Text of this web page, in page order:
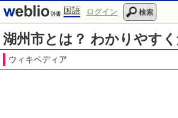
国語 ログイン 検索
湖州市とは？ わかりやす
ウィキペディア